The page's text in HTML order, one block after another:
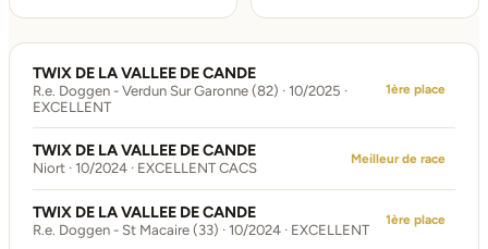
TWIX DE LA VALLEE DE CANDE
R.e. Doggen - Verdun Sur Garonne (82) · 10/2025 ·
EXCELLENT
1ère place
TWIX DE LA VALLEE DE CANDE
Niort · 10/2024 · EXCELLENT CACS
Meilleur de race
TWIX DE LA VALLEE DE CANDE
R.e. Doggen - St Macaire (33) · 10/2024 · EXCELLENT
1ère place